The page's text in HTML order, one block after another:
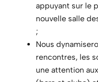
appuyant sur le
nouvelle salle
;
Nous
rencontres, les
une attention